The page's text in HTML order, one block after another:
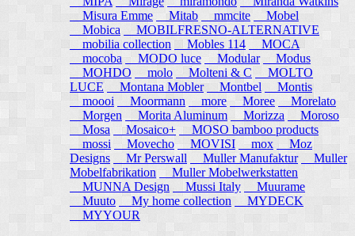
Misura Emme
Mitab mmcite
Mobel
Mobica
MOBILFRESNO-ALTERNATIVE
mobilia collection
Mobles 114
MOCA
mocoba
MODO luce Modular
Modus
MOHDO
molo Molteni & C
MOLTO
LUCE
Montana Mobler Montbel
Montis
moooi
Moormann more Moree
Morelato
Morgen
Morita Aluminum Morizza
Moroso
Mosa
Mosaico+
MOSO bamboo products
mossi
Movecho MOVISI mox
Moz
Designs
Mr Perswall Muller Manufaktur
Muller
Mobelfabrikation
Muller Mobelwerkstatten
MUNNA Design
Mussi Italy
Muurame
Muuto My home collection
MYDECK
MYYOUR